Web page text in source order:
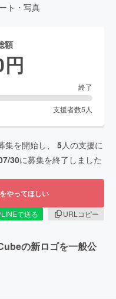
ト・写真
額
円
終了
支援者数5 人
集を開始し、 5人の支援に
30に募集を終了しました
やってほしい
LINEで送る
URLコピー
の新ロゴを一般公